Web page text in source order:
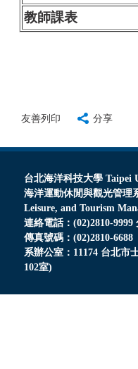
教師課表
友善列印 分享
台北海洋科技大學 Taipei
海洋運動休閒與觀光管理
Leisure, and Tourism
連絡電話：(02)2810-9999
傳真號碼：(02)2810-6688
系辦公室：11174 台北市
102室)